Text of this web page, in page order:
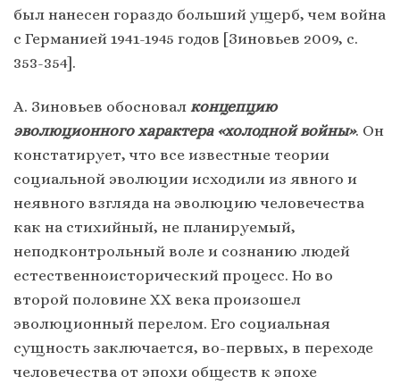
был нанесен гораздо больший ущерб, чем война
с Германией 1941-1945 годов [Зиновьев 2009, с.
353-354].
А. Зиновьев обосновал концепцию
эволюционного характера «холодной войны». Он
констатирует, что все известные теории
социальной эволюции исходили из явного и
неявного взгляда на эволюцию человечества
как на стихийный, не планируемый,
неподконтрольный воле и сознанию людей
естественноисторический процесс. Но во
второй половине ХХ века произошел
эволюционный перелом. Его социальная
сущность заключается, во-первых, в переходе
человечества от эпохи обществ к эпохе